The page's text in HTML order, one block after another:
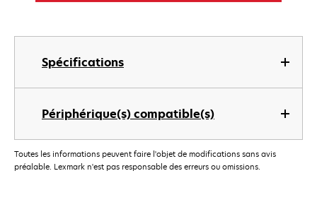
Spécifications
Périphérique(s) compatible(s)
Toutes les informations peuvent faire l'objet de modifications sans avis
préalable. Lexmark n'est pas responsable des erreurs ou omissions.